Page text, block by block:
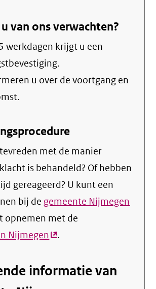
email)
van ons verwachten?
werkdagen krijgt u een
u over de voortgang en
met de manier
is behandeld? Of hebben
gereageerd? U kunt een
bij de gemeente Nijmegen
opnemen met de
Nijmegen(externe
.
informatie van